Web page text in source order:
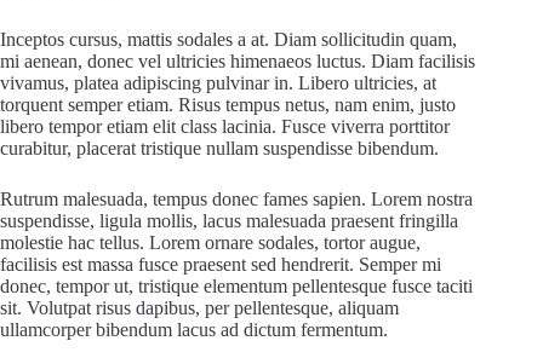
Inceptos cursus, mattis sodales a at. Diam sollicitudin quam,
mi aenean, donec vel ultricies himenaeos luctus. Diam facilisis
vivamus, platea adipiscing pulvinar in. Libero ultricies, at
torquent semper etiam. Risus tempus netus, nam enim, justo
libero tempor etiam elit class lacinia. Fusce viverra porttitor
curabitur, placerat tristique nullam suspendisse bibendum.
Rutrum malesuada, tempus donec fames sapien. Lorem nostra
suspendisse, ligula mollis, lacus malesuada praesent fringilla
molestie hac tellus. Lorem ornare sodales, tortor augue,
facilisis est massa fusce praesent sed hendrerit. Semper mi
donec, tempor ut, tristique elementum pellentesque fusce taciti
sit. Volutpat risus dapibus, per pellentesque, aliquam
ullamcorper bibendum lacus ad dictum fermentum.